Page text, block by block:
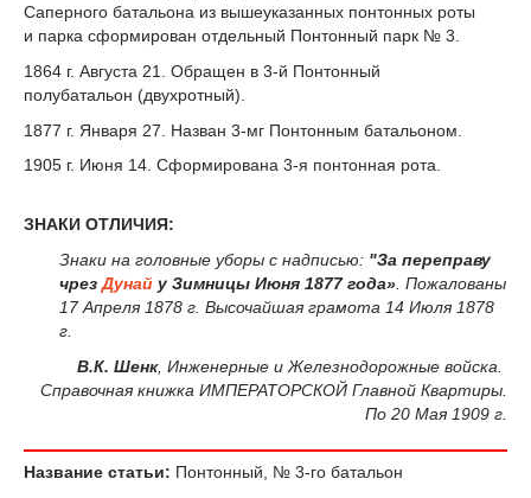
Саперного батальона из вышеуказанных понтонных роты
и парка сформирован отдельный Понтонный парк № 3.
1864 г. Августа 21. Обращен в 3-й Понтонный
полубатальон (двухротный).
1877 г. Января 27. Назван 3-мг Понтонным батальоном.
1905 г. Июня 14. Сформирована 3-я понтонная рота.
ЗНАКИ ОТЛИЧИЯ:
Знаки на головные уборы с надписью: "За переправу
чрезДунай у Зимницы Июня 1877 года» . Пожалованы
17 Апреля 1878 г. Высочайшая грамота 14 Июля 1878
г.
В.К. Шенк, Инженерные и Железнодорожные войска.
Справочная книжка ИМПЕРАТОРСКОЙ Главной Квартиры.
По 20 Мая 1909 г.
Название статьи: Понтонный, № 3-го батальон